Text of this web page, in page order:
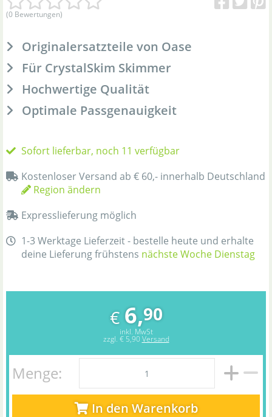
(0 Bewertungen)
Originalersatzteile von Oase
Für CrystalSkim Skimmer
Hochwertige Qualität
Optimale Passgenauigkeit
Sofort lieferbar, noch 11 verfügbar
Kostenloser Versand ab € 60,- innerhalb Deutschland
Region ändern
Expresslieferung möglich
1-3 Werktage Lieferzeit - bestelle heute und erhalte
deine Lieferung frühstens nächste Woche Dienstag
€ 6,90
inkl. MwSt
zzgl. € 5,90 Versand
Menge:
In den Warenkorb